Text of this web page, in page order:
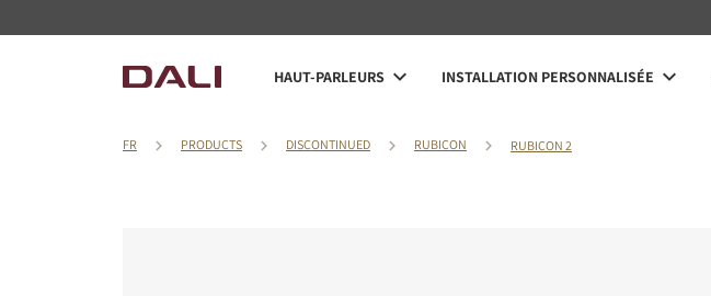
HAUT-PARLEURS INSTALLATION PERSONNALISÉE
FR PRODUCTS DISCONTINUED RUBICON RUBICON 2